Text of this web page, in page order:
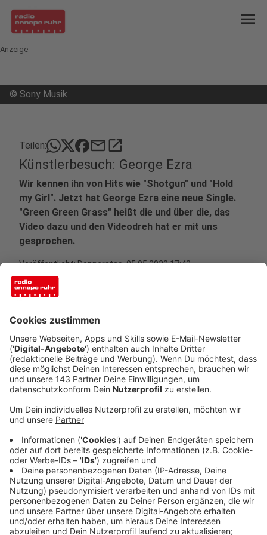
menu
Anzeige
© Sony Musik
Teilen: mailopen_in_new
Künstlerbesuch: George Ezra
Wir kennen ihn von Hits wie "Shotgun" und "Hold
my Girl". Jetzt hat George Ezra eine neue Single.
"Green Green Grass" heißt die und über die, das
Video dazu und den Videodreh hat er mit uns
gesprochen.
Veröffentlicht:Donnerstag, 05.05.2022 17:43
Anzeige
Es ist eine lange Zeit her, dass er irgendwo war, erzählt
George Ezra im Interview mit Kai Klüting. "Wir sind am
Sonntag in Berlin gelandet und dachten im ersten
Moment: Wo sind wir?" Als er das letzte Mal in
Deutschland war, war er noch eher ein Newcomer. Eine
Reihe Hits später kann man das sicher nicht mehr
behaupten.
Anzeige
Neue Single: Easy Vibes, ernster Hintergrund
Anzeige